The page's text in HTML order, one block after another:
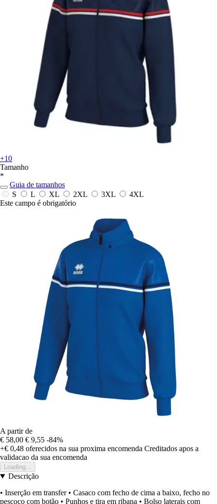
+10
Tamanho
*
Guia de tamanhos
S
L XL 2XL 3XL
4XL
Este campo é obrigatório
A partir de
€ 58,00 € 9,55 -84%
+€ 0,48 oferecidos na sua proxima encomenda Creditados apos a
validacao da sua encomenda
Loading...
Descrição
• Inserção em transfer • Casaco com fecho de cima a baixo, fecho no
pescoço com botão • Punhos e tira em ribana • Bolso laterais com